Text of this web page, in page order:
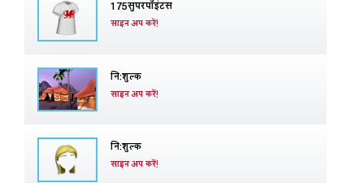
175सुपरपॉइंटस
साइन अप करें!
नि:शुल्क
साइन अप करें!
नि:शुल्क
साइन अप करें!